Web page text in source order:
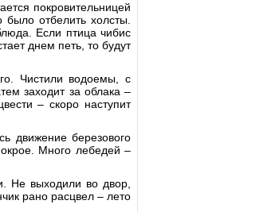
покровительницей
отбелить холсты.
Если птица чибис
днем петь, то будут
Чистили водоемы, с
заходит за облака –
– скоро наступит
движение березового
Много лебедей –
Не выходили во двор,
рано расцвел – лето